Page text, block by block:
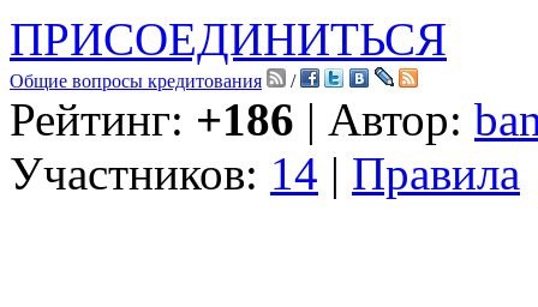
ПРИСОЕДИНИТЬСЯ
Общие вопросы кредитования /
Рейтинг: +186 | Автор:
Участников: 14 | Правила